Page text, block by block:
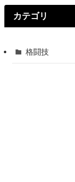
カテゴリ
格闘技